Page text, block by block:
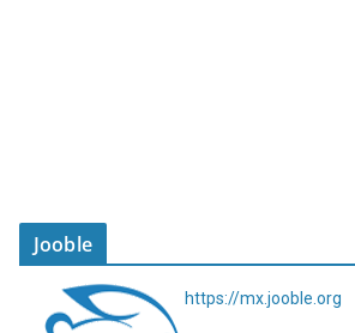
Jooble
https://mx.jooble.org